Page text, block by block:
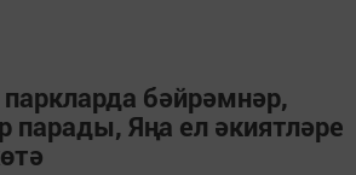
бәйрәмнәр,
Яңа ел әкиятләре